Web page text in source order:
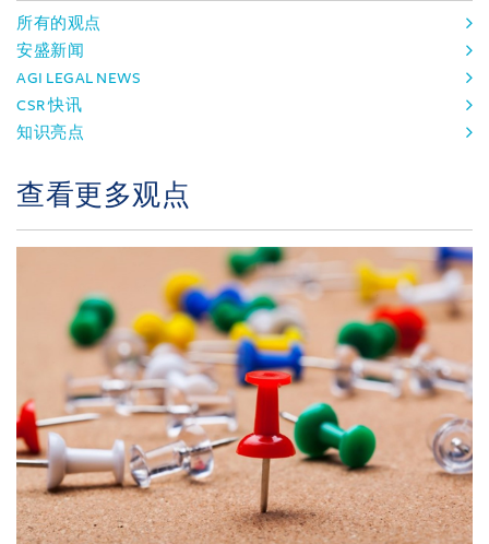
所有的观点
安盛新闻
AGI LEGAL NEWS
CSR 快讯
知识亮点
查看更多观点